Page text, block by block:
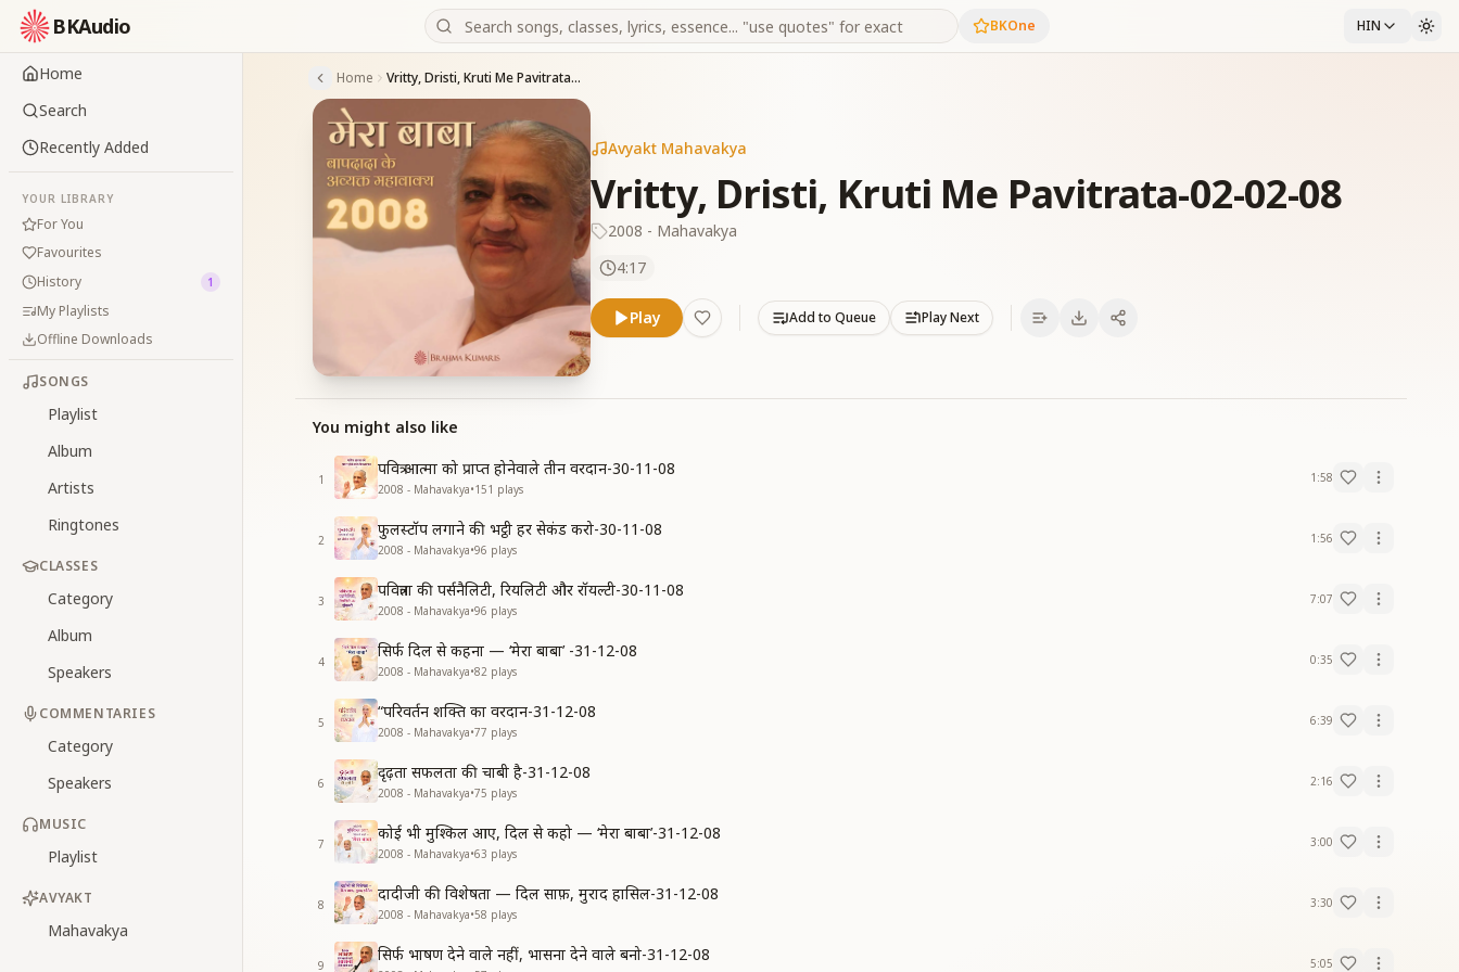
BKAudio BKOne HIN
Home
Search
Recently Added
YOUR LIBRARY
For You
Favourites
History
1
My Playlists
Offline Downloads
SONGS
Playlist
Album
Artists
Ringtones
CLASSES
Category
Album
Speakers
COMMENTARIES
Category
Speakers
MUSIC
Playlist
AVYAKT
Mahavakya
Home Vritty, Dristi, Kruti Me Pavitrata-02-02-08
Avyakt Mahavakya
Vritty, Dristi, Kruti Me Pavitrata-02-02-08
2008 - Mahavakya
4:17
Play Add to Queue Play Next
You might also like
1
पवित्र आत्मा को प्राप्त होनेवाले तीन वरदान-30-11-08
2008 - Mahavakya•151 plays
1:58
2
फुलस्टॉप लगाने की भट्ठी हर सेकंड करो-30-11-08
2008 - Mahavakya•96 plays
1:56
3
पवित्रता की पर्सनैलिटी, रियलिटी और रॉयल्टी-30-11-08
2008 - Mahavakya•96 plays
7:07
4
सिर्फ दिल से कहना — ‘मेरा बाबा’ -31-12-08
2008 - Mahavakya•82 plays
0:35
5
“परिवर्तन शक्ति का वरदान-31-12-08
2008 - Mahavakya•77 plays
6:39
6
दृढ़ता सफलता की चाबी है-31-12-08
2008 - Mahavakya•75 plays
2:16
7
कोई भी मुश्किल आए, दिल से कहो — ‘मेरा बाबा’-31-12-08
2008 - Mahavakya•63 plays
3:00
8
दादीजी की विशेषता — दिल साफ़, मुराद हासिल-31-12-08
2008 - Mahavakya•58 plays
3:30
9
सिर्फ भाषण देने वाले नहीं, भासना देने वाले बनो-31-12-08 5:05